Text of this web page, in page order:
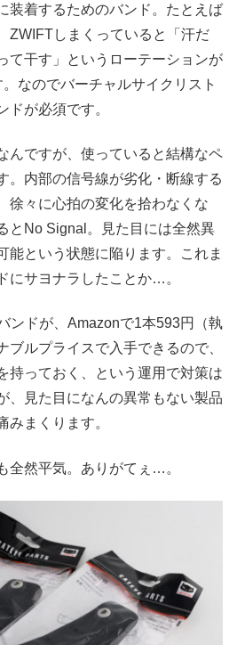
装着するためのバンド。たとえば
ZWIFTしまくっていると「汗だ
て干す」というローテーションが
なのでバーチャルサイクリスト
ドが必須です。
んですが、使っていると結構なペ
。内部の信号線が劣化・断線する
徐々に心拍の変化を拾わなくな
とNo Signal。見た目には全然異
能という状態に陥ります。これま
にサヨナラしたことか…。
ンドが、Amazonで1本593円（執
ブルプライスで入手できるので、
持っておく、という運用で対策は
、見た目になんの異常もない製品
みまくります。
全然平気。ありがてぇ…。